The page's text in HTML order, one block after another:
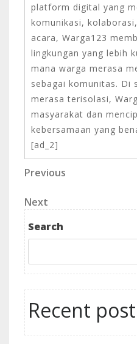
platform digital yang
komunikasi,
acara, Warga123
lingkungan yang lebih
mana warga merasa
sebagai komunitas. Di
merasa terisolasi,
masyarakat dan
kebersamaan yang
[ad_2]
Post
navigation
Previous
Previous
Next
Post
Next
Search
Recent